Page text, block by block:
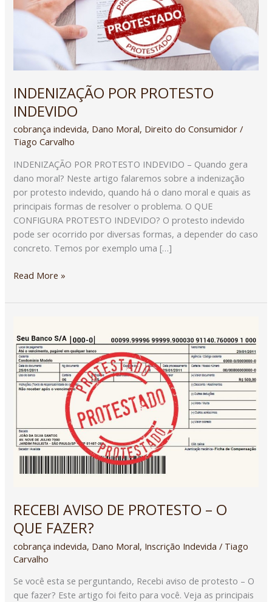
INDENIZAÇÃO POR PROTESTO
INDEVIDO
cobrança indevida, Dano Moral, Direito do Consumidor /
Tiago Carvalho
INDENIZAÇÃO POR PROTESTO INDEVIDO – Quando gera
dano moral? Neste artigo falaremos sobre a indenização
por protesto indevido, quando há o dano moral e quais as
principais formas de resolver o problema. O QUE
CONFIGURA PROTESTO INDEVIDO? O protesto indevido
pode ser ocorrido por diversas formas, a depender do caso
concreto. Temos por exemplo uma […]
Read More »
RECEBI AVISO DE PROTESTO – O
QUE FAZER?
cobrança indevida, Dano Moral, Inscrição Indevida / Tiago
Carvalho
Se você esta se perguntando, Recebi aviso de protesto – O
que fazer? Este artigo foi feito para você. Veja as principais
AVISO
DE
PROTESTO
–
O